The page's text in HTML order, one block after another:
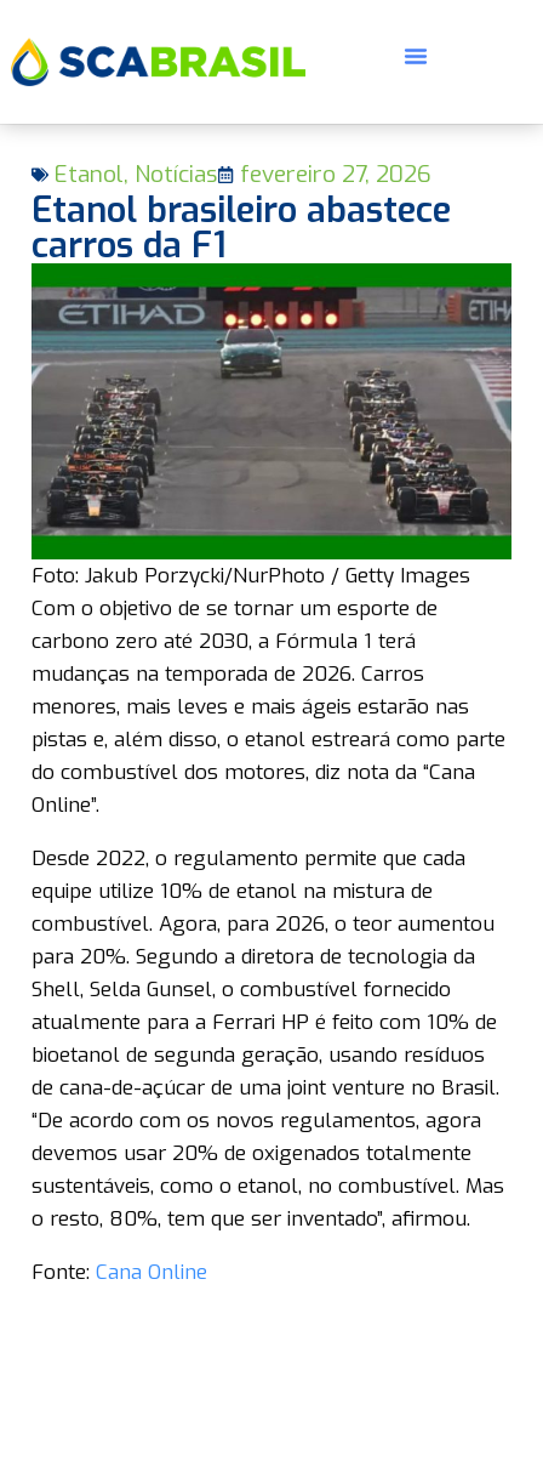
Etanol, Notícias fevereiro 27, 2026
Etanol brasileiro abastece
carros da F1
Foto: Jakub Porzycki/NurPhoto / Getty Images
Com o objetivo de se tornar um esporte de
carbono zero até 2030, a Fórmula 1 terá
mudanças na temporada de 2026. Carros
menores, mais leves e mais ágeis estarão nas
pistas e, além disso, o etanol estreará como parte
do combustível dos motores, diz nota da “Cana
Online”.
Desde 2022, o regulamento permite que cada
equipe utilize 10% de etanol na mistura de
combustível. Agora, para 2026, o teor aumentou
para 20%. Segundo a diretora de tecnologia da
Shell, Selda Gunsel, o combustível fornecido
atualmente para a Ferrari HP é feito com 10% de
bioetanol de segunda geração, usando resíduos
de cana-de-açúcar de uma joint venture no Brasil.
“De acordo com os novos regulamentos, agora
devemos usar 20% de oxigenados totalmente
sustentáveis, como o etanol, no combustível. Mas
o resto, 80%, tem que ser inventado”, afirmou.
Fonte: Cana Online